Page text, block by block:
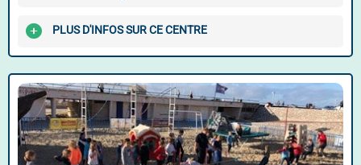
PLUS D'INFOS SUR CE CENTRE